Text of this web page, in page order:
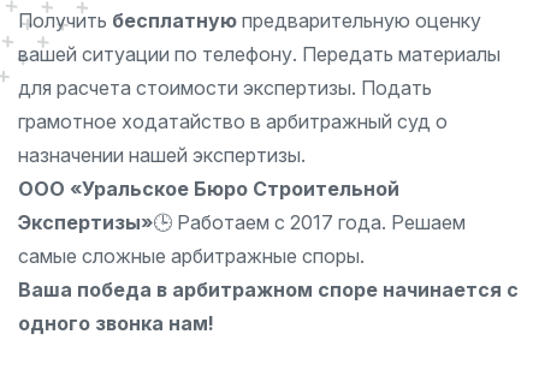
Получить бесплатную предварительную оценку
вашей ситуации по телефону. Передать материалы
для расчета стоимости экспертизы. Подать
грамотное ходатайство в арбитражный суд о
назначении нашей экспертизы.
ООО «Уральское Бюро Строительной
Экспертизы»🕒 Работаем с 2017 года. Решаем
самые сложные арбитражные споры.
Ваша победа в арбитражном споре начинается с
одного звонка нам!